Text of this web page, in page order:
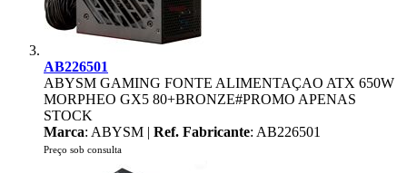
AB226501
ABYSM GAMING FONTE ALIMENTAÇAO ATX 650W
MORPHEO GX5 80+BRONZE#PROMO APENAS
STOCK
Marca: ABYSM | Ref. Fabricante: AB226501
Preço sob consulta